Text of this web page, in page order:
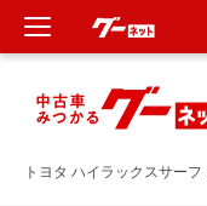
トヨタ ハイラックスサー
新車
中古車